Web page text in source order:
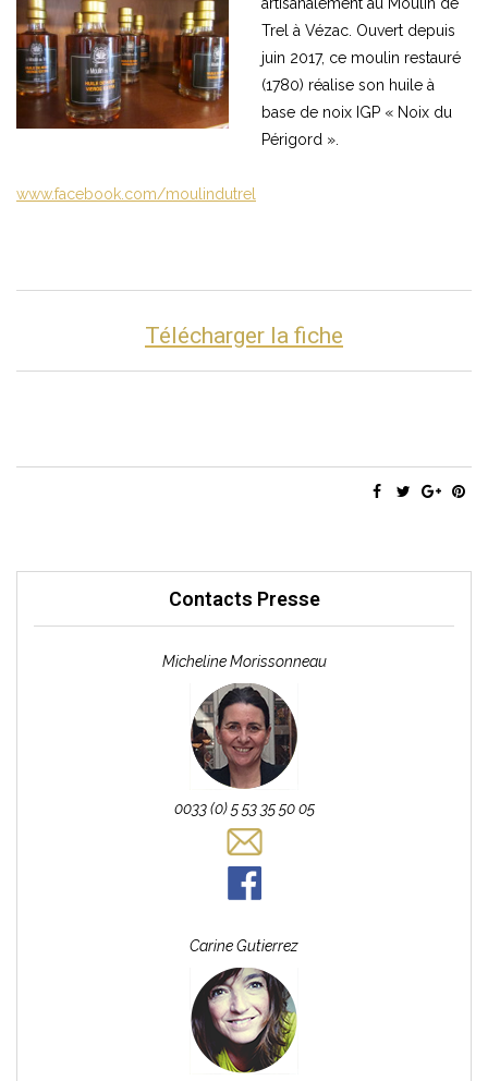
artisanalement au Moulin de
Trel à Vézac. Ouvert depuis
juin 2017, ce moulin restauré
(1780) réalise son huile à
base de noix IGP « Noix du
Périgord ».
www.facebook.com/moulindutrel
Télécharger la fiche
Contacts Presse
Micheline Morissonneau
0033 (0) 5 53 35 50 05
CarineGutierrez